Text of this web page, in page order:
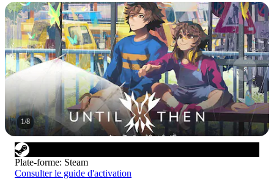
1/8
Plate-forme: Steam
Consulter le guide d'activation